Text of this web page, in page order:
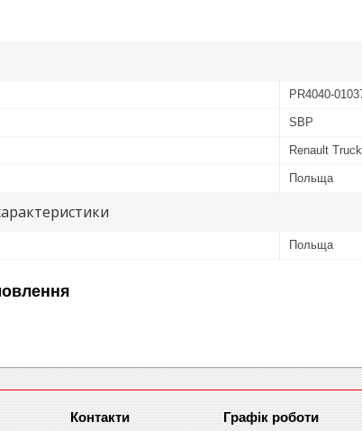
PR4040-
SBP
Renault
Польща
Польща
Графік роботи